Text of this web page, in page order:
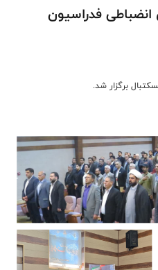
فدراسیون
برگزار شد‌.